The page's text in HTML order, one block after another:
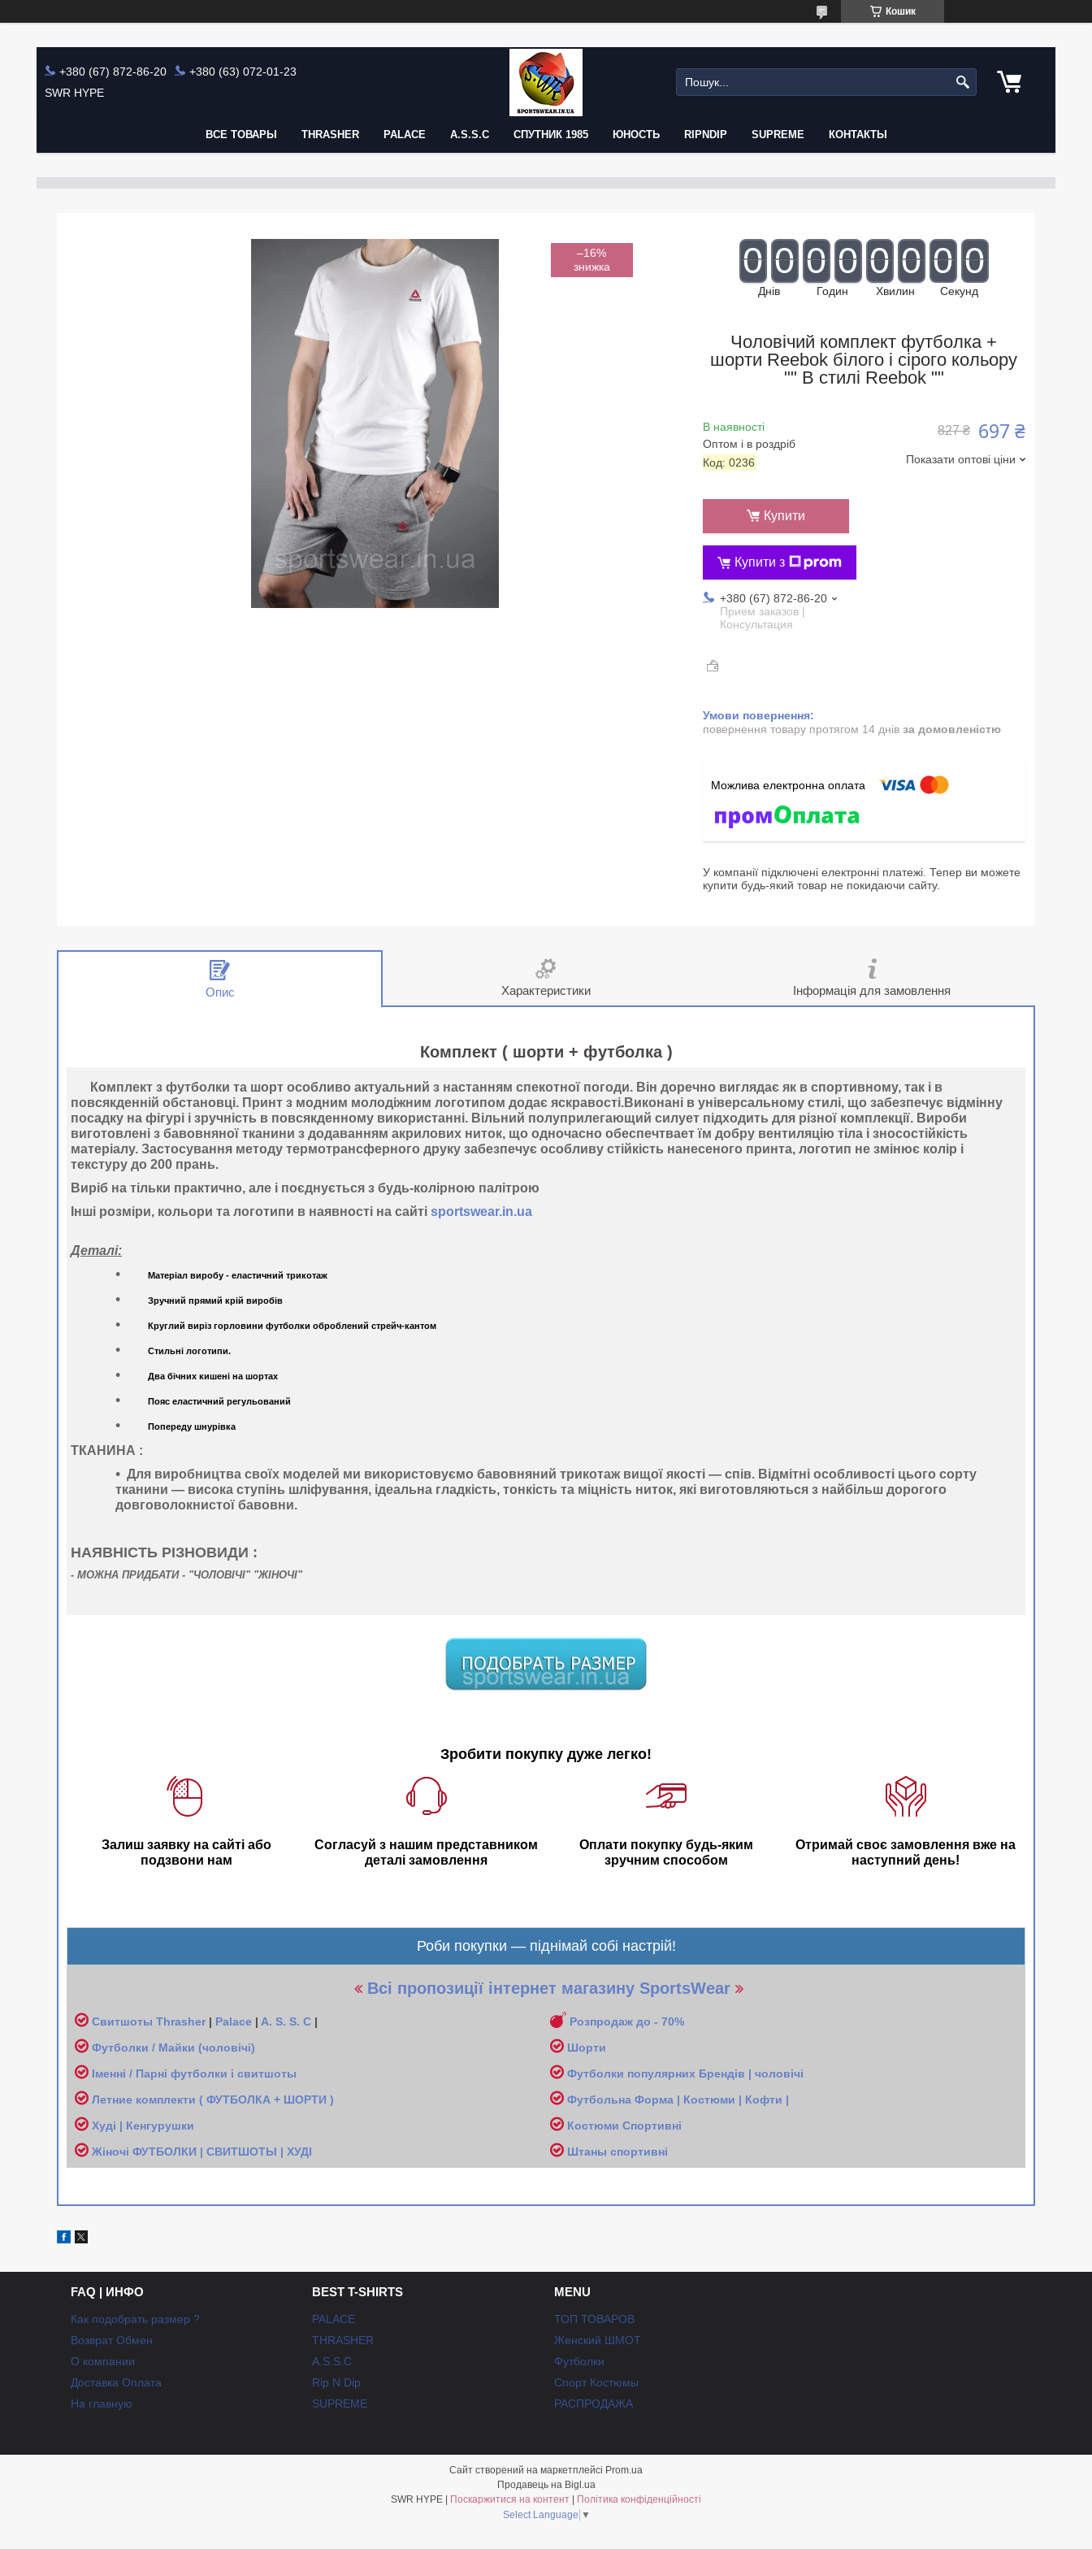
Кошик
+380 (67) 872-86-20
+380 (63) 072-01-23
SWR HYPE
ВСЕ ТОВАРЫ THRASHER PALACE A.S.S.C СПУТНИК 1985 ЮНОСТЬ RIPNDIP SUPREME КОНТАКТЫ
–16% 0 0
Днів
0 0
Годин
0 0
Хвилин
0 0
Секунд
Чоловічий комплект футболка +
шорти Reebok білого і сірого кольору
"" В стилі Reebok ""
В наявності
Оптом і в роздріб
Код: 0236
827 ₴ 697 ₴
Показати оптові ціни
Купити
Купити з
+380 (67) 872-86-20
Прием заказов |
Консультация
повернення товару протягом 14 днів за домовленістю
У компанії підключені електронні платежі. Тепер ви можете
купити будь-який товар не покидаючи сайту.
Опис Характеристики Інформація для замовлення
Комплект ( шорти + футболка )
Комплект з футболки та шорт особливо актуальний з настанням спекотної погоди. Він доречно виглядає як в спортивному, так і в
повсякденній обстановці. Принт з модним молодіжним логотипом додає яскравості.Виконані в універсальному стилі, що забезпечує відмінну
посадку на фігурі і зручність в повсякденному використанні. Вільний полуприлегающий силует підходить для різної комплекції. Вироби
виготовлені з бавовняної тканини з додаванням акрилових ниток, що одночасно обеспечтвает їм добру вентиляцію тіла і зносостійкість
матеріалу. Застосування методу термотрансферного друку забезпечує особливу стійкість нанесеного принта, логотип не змінює колір і
текстуру до 200 прань.
Виріб на тільки практично, але і поєднується з будь-колірною палітрою
Інші розміри, кольори та логотипи в наявності на сайті sportswear.in.ua
Деталі:
Матеріал виробу - еластичний трикотаж
Зручний прямий крій виробів
Круглий виріз горловини футболки оброблений стрейч-кантом
Стильні логотипи.
Два бічних кишені на шортах
Пояс еластичний регульований
Попереду шнурівка
ТКАНИНА :
Для виробництва своїх моделей ми використовуємо бавовняний трикотаж вищої якості — спів. Відмітні особливості цього сорту
тканини — висока ступінь шліфування, ідеальна гладкість, тонкість та міцність ниток, які виготовляються з найбільш дорогого
довговолокнистої бавовни.
НАЯВНІСТЬ РІЗНОВИДИ :
- МОЖНА ПРИДБАТИ - "ЧОЛОВІЧІ" "ЖІНОЧІ"
Зробити покупку дуже легко!
Залиш заявку на сайті або
подзвони нам
Согласуй з нашим представником
деталі замовлення
Оплати покупку будь-яким
зручним способом
Отримай своє замовлення вже на
наступний день!
Роби покупки — піднімай собі настрій!
Всі пропозиції інтернет магазину SportsWear
Свитшоты Thrasher | Palace | A. S. S. C |
Розпродаж до - 70%
Футболки / Майки (чоловічі)
Шорти
Іменні / Парні футболки і свитшоты
Футболки популярних Брендів | чоловічі
Летние комплекти ( ФУТБОЛКА + ШОРТИ )
Футбольна Форма | Костюми | Кофти |
Худі | Кенгурушки
Костюми Спортивні
Жіночі ФУТБОЛКИ | СВИТШОТЫ | ХУДІ Штаны спортивні
FAQ | ИНФО
Как подобрать размер ?
Возврат Обмен
О компании
Доставка Оплата
На главную
BEST T-SHIRTS
PALACE
THRASHER
A.S.S.C
Rip N Dip
SUPREME
MENU
ТОП ТОВАРОВ
Женский ШМОТ
Футболки
Спорт Костюмы
РАСПРОДАЖА
Сайт створений на маркетплейсі Prom.ua
Продавець на Bigl.ua
Поскаржитися на контент
Політика конфіденційності
Select Language ▼